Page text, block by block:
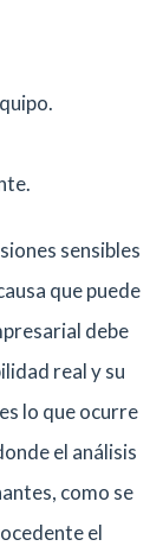
sensibles
que puede
debe
real y su
lo que ocurre
el análisis
como se
el